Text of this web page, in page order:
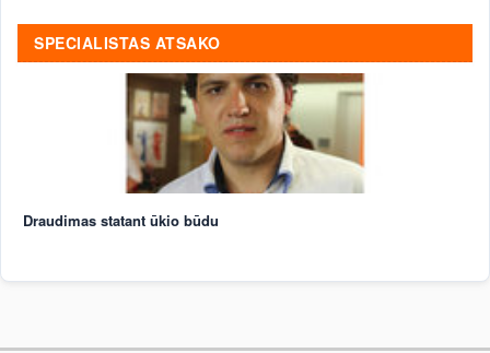
SPECIALISTAS ATSAKO
Draudimas statant ūkio būdu